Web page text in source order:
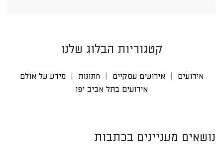
קטגוריות הבלוג שלנו
אירועים אירועים עסקיים חתונות
מידע על אולם
אירועים בתל אביב יפו
נושאים מעניינים בכתבות